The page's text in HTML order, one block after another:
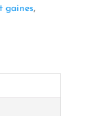
gaines,